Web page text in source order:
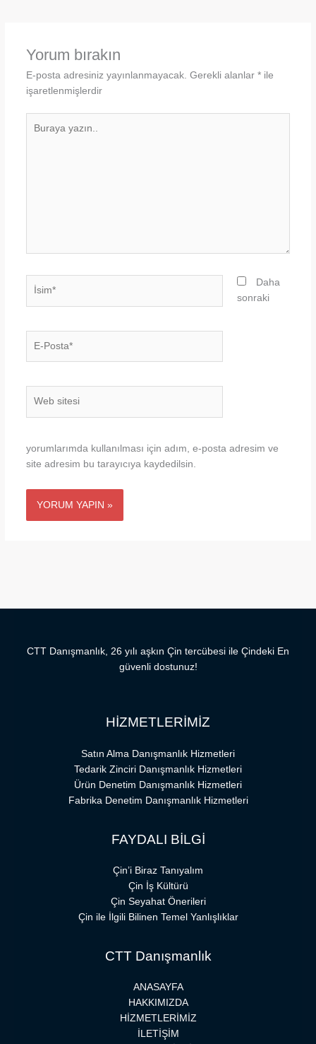
Yorum bırakın
E-posta adresiniz yayınlanmayacak. Gerekli alanlar *ile
işaretlenmişlerdir
Posta*
Daha
sonraki
yorumlarımda kullanılması için adım, e-posta adresim ve
site adresim bu tarayıcıya kaydedilsin.
CTT Danışmanlık, 26 yılı aşkın Çin tercübesi ile Çindeki En
güvenli dostunuz!
HİZMETLERİMİZ
Satın Alma Danışmanlık Hizmetleri
Tedarik Zinciri Danışmanlık Hizmetleri
Ürün Denetim Danışmanlık Hizmetleri
Fabrika Denetim Danışmanlık Hizmetleri
FAYDALI BİLGİ
Çin’i Biraz Tanıyalım
Çin İş Kültürü
Çin Seyahat Önerileri
Çin ile İlgili Bilinen Temel Yanlışlıklar
CTT Danışmanlık
ANASAYFA
HAKKIMIZDA
HİZMETLERİMİZ
İLETİŞİM